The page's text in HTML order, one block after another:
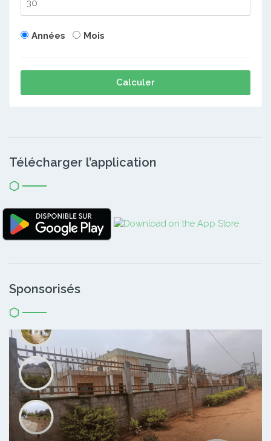
Années Mois
Calculer
Télécharger l’application
Sponsorisés